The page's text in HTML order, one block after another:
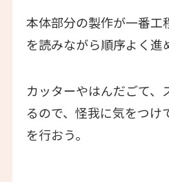
本体部分の製作が一番工
を読みながら順序よく進
カッターやはんだごて、
るので、怪我に気をつけ
を行おう。